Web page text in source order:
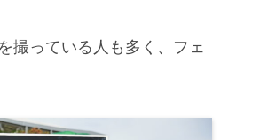
撮っている人も多く、フェ